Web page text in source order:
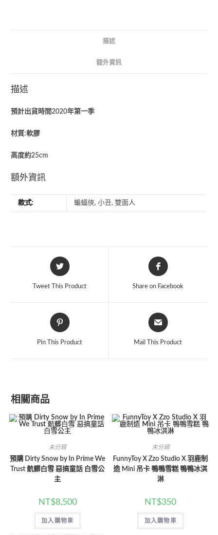
描述
額外資訊
描述
預計出貨時間2020年第一季
材質:軟膠
高度約25cm
額外資訊
款式: 蝙蝠俠, 小丑, 雙面人
Tweet This Product Share on Facebook
Pin This Product Mail This Product
相關商品
未分類
預購 Dirty Snow by In Prime We
Trust 骯髒白雪 惡搞童話 白雪公
主
NT$8,500
加入購物車
未分類
FunnyToy X Zzo Studio X 羽鹿制
造 Mini 吊卡 鴨鴨雪糕 鴨鴨冰淇
淋
NT$350
加入購物車